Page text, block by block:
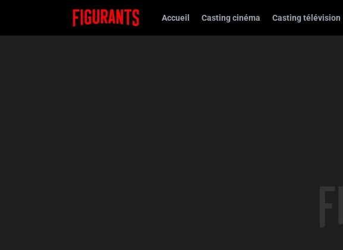
Accueil Casting cinéma Casting télévision